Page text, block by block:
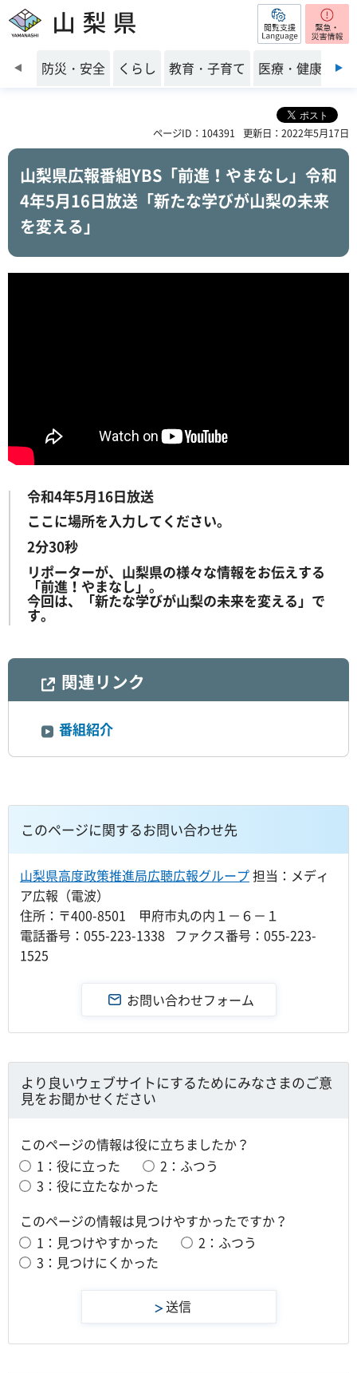
山梨県 閲覧支援
前のスライドを表示
防災・安全 くらし 教育・子育て 医療・健康・福
ページID：104391 更新日：2022年5月17日
山梨県広報番組YBS「前進！やまなし」令和
4年5月16日放送「新たな学びが山梨の未来
を変える」
令和4年5月16日放送
ここに場所を入力してください。
2分30秒
リポーターが、山梨県の様々な情報をお伝えする
「前進！やまなし」。
今回は、「新たな学びが山梨の未来を変える」で
す。
関連リンク
番組紹介
このページに関するお問い合わせ先
山梨県高度政策推進局広聴広報グループ担当：メディ
ア広報（電波）
住所：〒400-8501 甲府市丸の内１－６－１
電話番号：055-223-1338 ファクス番号：055-223-
1525
より良いウェブサイトにするためにみなさまのご意
見をお聞かせください
このページの情報は役に立ちましたか？
1：役に立った
2：ふつう
3：役に立たなかった
このページの情報は見つけやすかったですか？
1：見つけやすかった
2：ふつう
3：見つけにくかった